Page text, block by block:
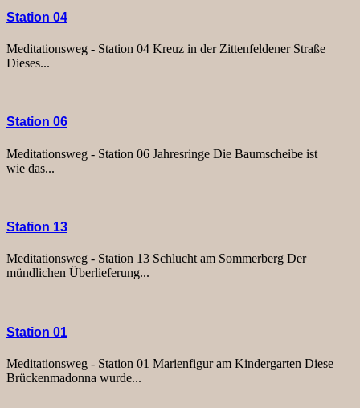
Station 04
Meditationsweg - Station 04 Kreuz in der Zittenfeldener Straße
Dieses...
Station 06
Meditationsweg - Station 06 Jahresringe Die Baumscheibe ist
wie das...
Station 13
Meditationsweg - Station 13 Schlucht am Sommerberg Der
mündlichen Überlieferung...
Station 01
Meditationsweg - Station 01 Marienfigur am Kindergarten Diese
Brückenmadonna wurde...